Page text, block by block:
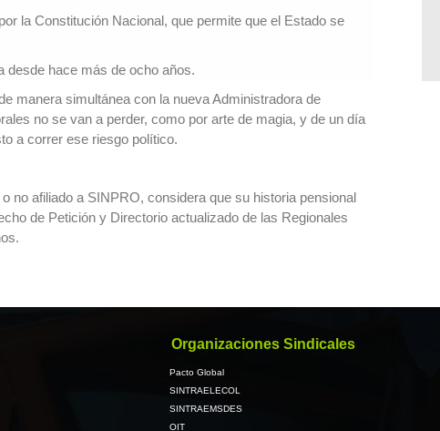
la Constitución Nacional, que permite que el Estado se
desde hace más de ocho años.
manera simultánea con la nueva Administradora de
no se van a perder, como por arte de magia, y de un día
a correr ese riesgo político.
no afiliado a SINPRO, considera que su historia pensional
de Petición y Directorio actualizado de las Regionales
Organizaciones Sindicales
Pacto Global
SINTRAELECOL
SINTRAEMSDES
OIT